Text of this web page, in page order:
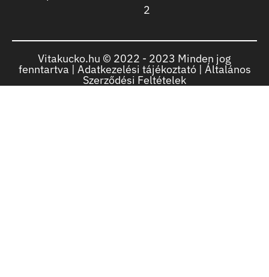
2
Vitakucko.hu © 2022 - 2023 Minden jog
fenntartva | Adatkezelési tájékoztató| Általános
Szerződési Feltételek